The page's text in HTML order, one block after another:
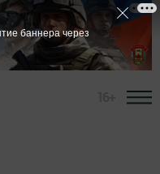
баннера через